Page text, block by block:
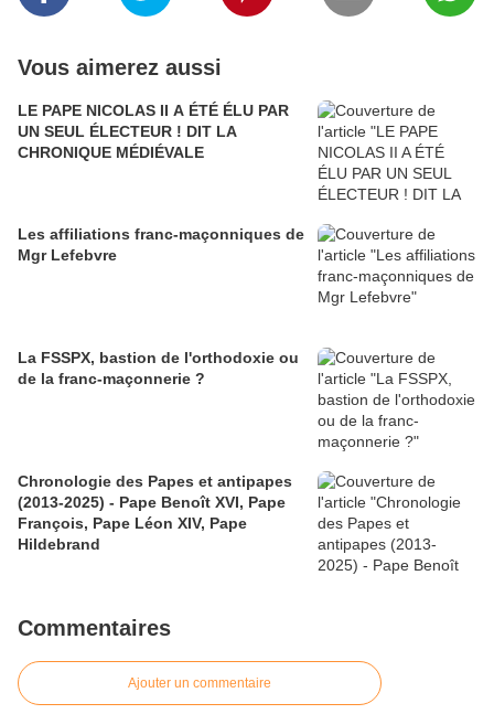
Vous aimerez aussi
LE PAPE NICOLAS II A ÉTÉ ÉLU PAR
UN SEUL ÉLECTEUR ! DIT LA
CHRONIQUE MÉDIÉVALE
Les affiliations franc-maçonniques de
Mgr Lefebvre
La FSSPX, bastion de l'orthodoxie ou
de la franc-maçonnerie ?
Chronologie des Papes et antipapes
(2013-2025) - Pape Benoît XVI, Pape
François, Pape Léon XIV, Pape
Hildebrand
Commentaires
Ajouter un commentaire